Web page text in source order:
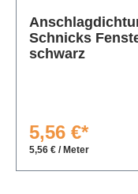
Schnicks
schwarz
5,56 €*
5,56 € / Meter